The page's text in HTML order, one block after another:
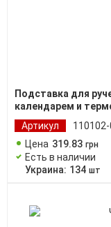
Подставка для
календарем и
Артикул
Цена 319.83 грн
Есть в наличии
Украина: 134 шт